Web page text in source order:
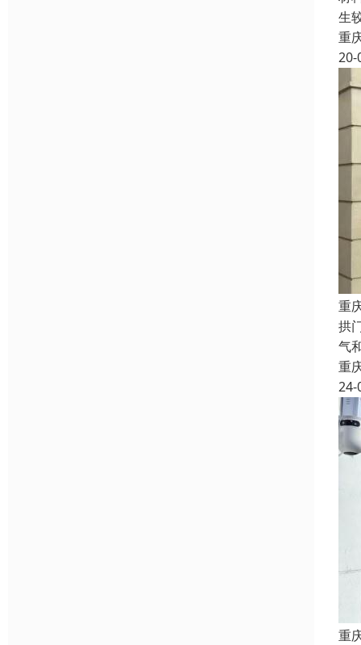
生
重
20-
重
拱
气
重
24-
重